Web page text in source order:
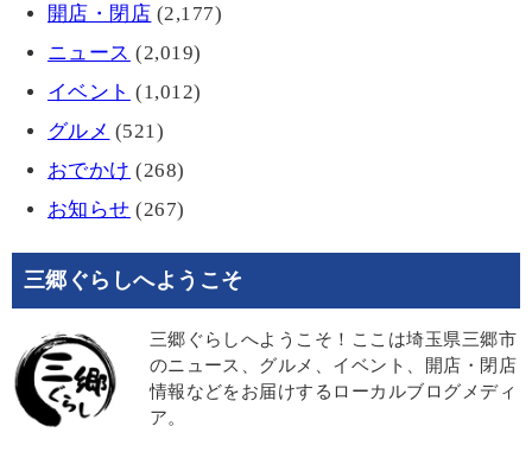
開店・閉店 (2,177)
ニュース (2,019)
イベント (1,012)
グルメ (521)
おでかけ (268)
お知らせ (267)
三郷ぐらしへようこそ
三郷ぐらしへようこそ！ここは埼玉県三郷市
のニュース、グルメ、イベント、開店・閉店
情報などをお届けするローカルブログメディ
ア。